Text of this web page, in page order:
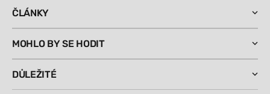
ČLÁNKY
MOHLO BY SE HODIT
DŮLEŽITÉ